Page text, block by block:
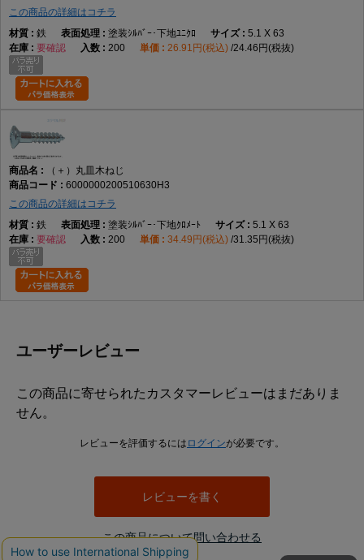
この商品について問い合わせる
この商品の詳細はコチラ
鉄
塗装ｼﾙﾊﾞｰ･下地ﾕﾆｸﾛ
5.1 X 63
要確認
200 26.91円(税込) 24.46円(税抜)
（＋）丸皿木ねじ
6000000200510630H3
この商品の詳細はコチラ
鉄
塗装ｼﾙﾊﾞｰ･下地ｸﾛﾒｰﾄ
5.1 X 63
要確認
200 34.49円(税込) 31.35円(税抜)
ユーザーレビュー
この商品に寄せられたカスタマーレビューはまだありま
せん。
レビューを評価するには ログインが必要です。
レビューを書く